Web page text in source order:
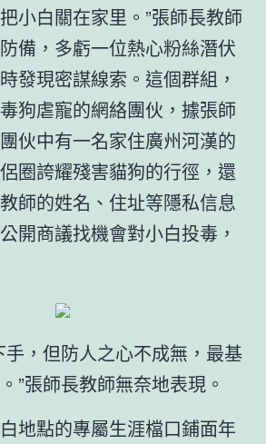
小白關在家里。”張師長教師
備，多虧一位熱心粉絲潛伏
發現密謀線索。這個群組，
狗虐寵的網絡團伙，據張師
伙中有一名家住廣州河漢的
圈誇耀殘害貓狗的行徑，還
師的姓名、住址等隱私信息
開商議找機會對小白投毒，
手，但防人之心不成無，最基
”張師長教師無奈地表現。
地點的專屬生涯檔口鋪面年